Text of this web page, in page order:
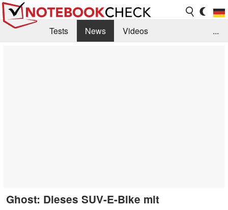
Tests News
Videos
...
Ghost: Dieses SUV-E-Bike mit